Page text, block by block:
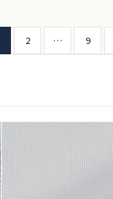
投
稿
ペ
2 … 9